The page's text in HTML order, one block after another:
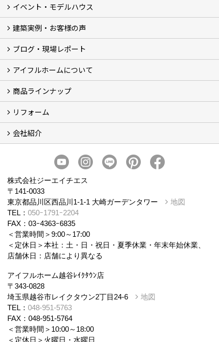
イベント・モデルハウス
イベント
モデルハウス見学
建築実例・お客様の声
建築実例
お客様の声
ブログ・現場レポート
ブログ
現場レポート
アイフルホームについて
アイフルホームについて (5)
商品ラインナップ
商品ラインナップ
リフォーム
まるごと断熱リフォーム
イベント情報
施工事例
会社紹介
スタッフ紹介
個人情報保護方針
株式会社ジーエイチエス
〒141-0033
東京都品川区西品川1-1-1 大崎ガーデンタワー
地図
TEL： 050ｰ1791ｰ2204
FAX：03ｰ4363ｰ6835
＜営業時間＞9:00～17:00
＜定休日＞本社：土・日・祝日・夏季休業・年末年始休業、
店舗休日：店舗により異なる
アイフルホーム越谷ﾚｲｸﾀｳﾝ店
〒343-0828
埼玉県越谷市レイクタウン2丁目24-6
地図
TEL： 048-951-5763
FAX：048-951-5764
＜営業時間＞10:00～18:00
＜定休日＞火曜日・水曜日